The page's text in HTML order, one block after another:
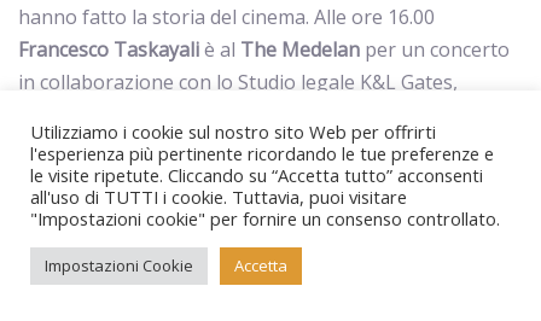
hanno fatto la storia del cinema. Alle ore 16.00
Francesco Taskayaliè al The Medelan per un concerto
in collaborazione con lo Studio legale K&L Gates,
Fondazione PasqualeBattista.
KIDS
Venerdì 19 pomeriggio si svolgono i progetti speciali
dedicati ai più piccoli realizzati in quattro
Utilizziamo i cookie sul nostro sito Web per offrirti
l'esperienza più pertinente ricordando le tue preferenze e
le visite ripetute. Cliccando su “Accetta tutto” acconsenti
all'uso di TUTTI i cookie. Tuttavia, puoi visitare
"Impostazioni cookie" per fornire un consenso controllato.
Impostazioni Cookie Accetta